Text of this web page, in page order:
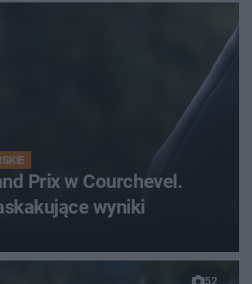
Prix w Courchevel.
wyniki
52